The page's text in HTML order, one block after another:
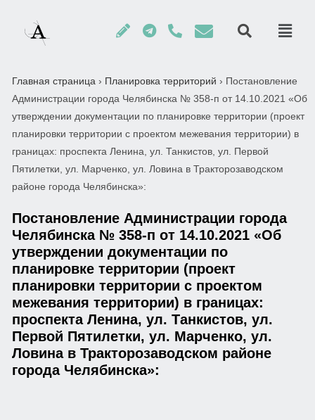
Главная страница › Планировка территорий › Постановление
Администрации города Челябинска № 358-п от 14.10.2021 «Об
утверждении документации по планировке территории (проект
планировки территории с проектом межевания территории) в
границах: проспекта Ленина, ул. Танкистов, ул. Первой
Пятилетки, ул. Марченко, ул. Ловина в Тракторозаводском
районе города Челябинска»:
Постановление Администрации города
Челябинска № 358-п от 14.10.2021 «Об
утверждении документации по
планировке территории (проект
планировки территории с проектом
межевания территории) в границах:
проспекта Ленина, ул. Танкистов, ул.
Первой Пятилетки, ул. Марченко, ул.
Ловина в Тракторозаводском районе
города Челябинска»: